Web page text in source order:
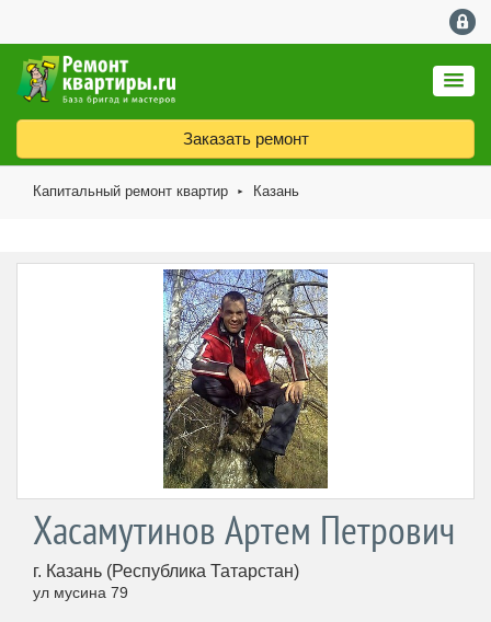
Заказать ремонт
Капитальный ремонт квартир ► Казань
Хасамутинов Артем Петрович
г. Казань (Республика Татарстан)
ул мусина 79